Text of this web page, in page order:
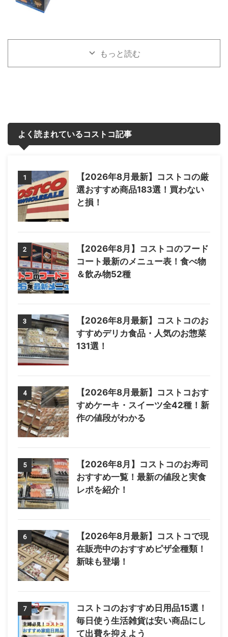
もっと読む
よく読まれているコストコ記事
1
【2026年8月最新】コストコの厳
選おすすめ商品183選！買わない
と損！
2
【2026年8月】コストコのフード
コート最新のメニュー表！食べ物
＆飲み物52種
3
【2026年8月最新】コストコのお
すすめデリカ食品・人気のお惣菜
131選！
4
【2026年8月最新】コストコおす
すめケーキ・スイーツ全42種！新
作の値段がわかる
5
【2026年8月】コストコのお寿司
おすすめ一覧！最新の値段と実食
レポを紹介！
6
【2026年8月最新】コストコで現
在販売中のおすすめピザ全種類！
新味も登場！
7
コストコのおすすめ日用品15選！
毎日使う生活雑貨は安い商品にし
て出費を抑えよう